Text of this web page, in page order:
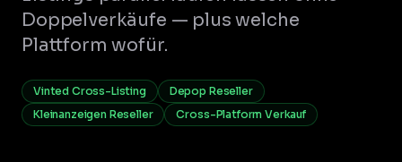
Doppelverkäufe — plus welche
Plattform wofür.
Vinted Cross-Listing
Depop Reseller
Kleinanzeigen Reseller
Cross-Platform Verkauf